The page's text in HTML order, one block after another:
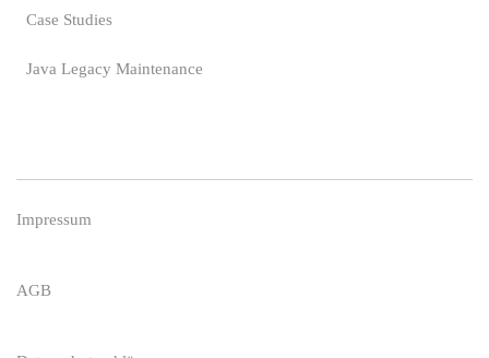
Case Studies
Java Legacy Maintenance
Impressum
AGB